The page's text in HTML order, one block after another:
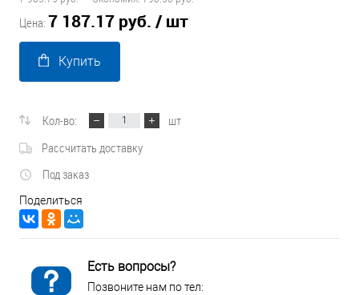
Цена: 7 187.17 руб. / шт
Купить
Кол-во:
шт
Рассчитать доставку
Под заказ
Поделиться
Есть вопросы?
Позвоните нам по тел: